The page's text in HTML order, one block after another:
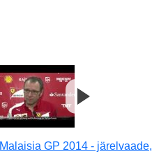
Malaisia GP 2014 - järelvaade,